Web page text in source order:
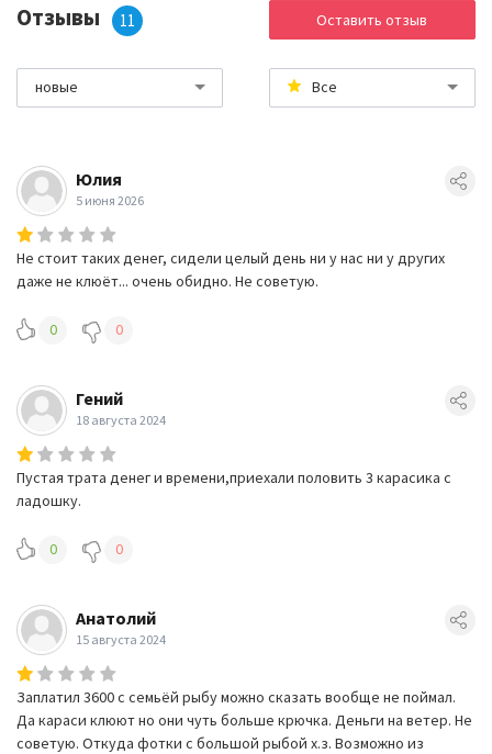
Отзывы 11 Оставить отзыв
новые Все
Юлия
5 июня 2026
Не стоит таких денег, сидели целый день ни у нас ни у других
даже не клюёт... очень обидно. Не советую.
0 0
Гений
18 августа 2024
Пустая трата денег и времени,приехали половить 3 карасика с
ладошку.
0 0
Анатолий
15 августа 2024
Заплатил 3600 с семьёй рыбу можно сказать вообще не поймал.
Да караси клюют но они чуть больше крючка. Деньги на ветер. Не
советую. Откуда фотки с большой рыбой х.з. Возможно из